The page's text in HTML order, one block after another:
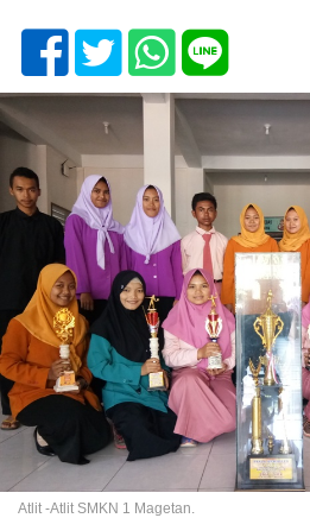
Atlit -Atlit SMKN 1 Magetan.